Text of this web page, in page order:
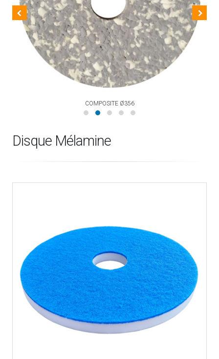
COMPOSITE Ø356
Disque Mélamine